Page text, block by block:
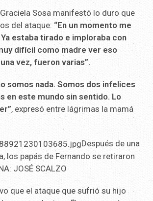
Sosa manifestó lo duro que
del ataque: “En un momento me
estaba tirado e imploraba con
difícil como madre ver eso
vez, fueron varias”.
somos nada. Somos dos infelices
en este mundo sin sentido. Lo
, expresó entre lágrimas la mamá
Después de una
los papás de Fernando se retiraron
JOSÉ SCALZO
que el ataque que sufrió su hijo